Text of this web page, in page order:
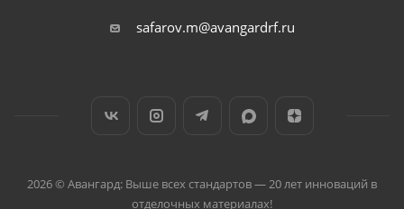
safarov.m@avangardrf.ru
2026 © Авангард: Выше всех стандартов — 20 лет инноваций в
отделочных материалах!